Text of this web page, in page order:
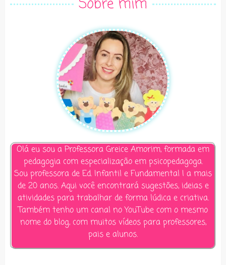
Sobre mim
Olá eu sou a Professora Greice Amorim, formada em
pedagogia com especialização em psicopedagoga.
Sou professora de Ed. Infantil e Fundamental I a mais
de 20 anos. Aqui você encontrará sugestões, ideias e
atividades para trabalhar de forma lúdica e criativa.
Também tenho um canal no YouTube com o mesmo
nome do blog, com muitos vídeos para professores,
pais e alunos.